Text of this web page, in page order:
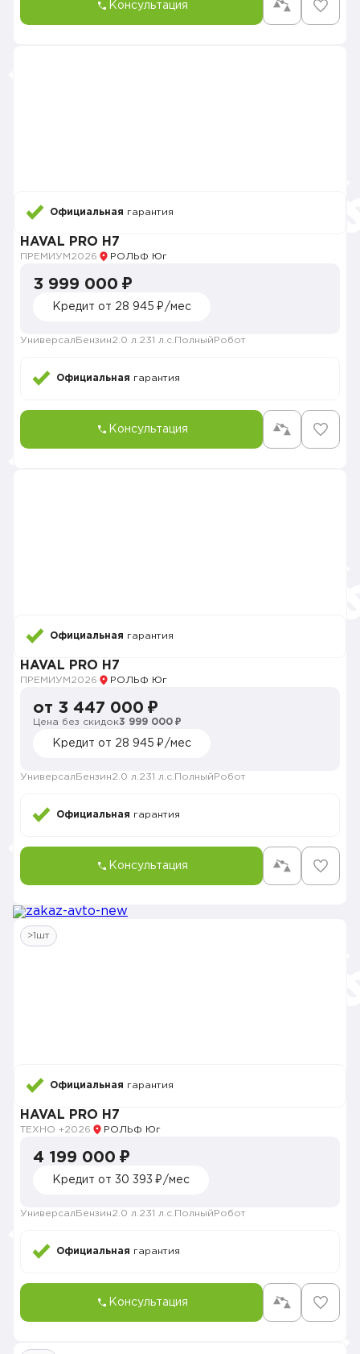
Консультация
Официальная гарантия
HAVAL PRO H7
ПРЕМИУМ 2026 РОЛЬФ Юг
3 999 000 ₽
Кредит от 28 945 ₽/мес
Универсал Бензин2.0 л. 231 л.с. Полный Робот
Официальная гарантия
Консультация
Официальная гарантия
HAVAL PRO H7
ПРЕМИУМ 2026 РОЛЬФ Юг
от 3 447 000 ₽
Цена без скидок3 999 000 ₽
Кредит от 28 945 ₽/мес
Универсал Бензин2.0 л. 231 л.с. Полный Робот
Официальная гарантия
Консультация
>1шт
Официальная гарантия
HAVAL PRO H7
ТЕХНО +2026 РОЛЬФ Юг
4 199 000 ₽
Кредит от 30 393 ₽/мес
Универсал Бензин2.0 л. 231 л.с. Полный Робот
Официальная гарантия
Консультация